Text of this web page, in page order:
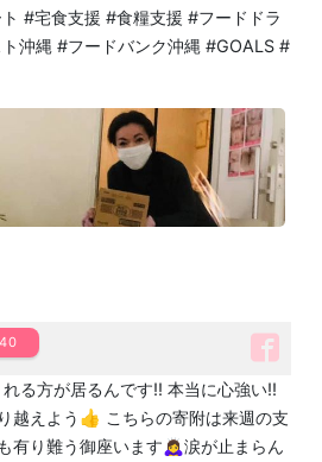
#宅食支援 #食糧支援 #フードドラ
沖縄 #フードバンク沖縄 #GOALS #
る方が居るんです‼️ 本当に心強い‼️
越えよう👍 こちらの寄附は来週の支
有り難う御座います🙇‍♀️涙が止まらん